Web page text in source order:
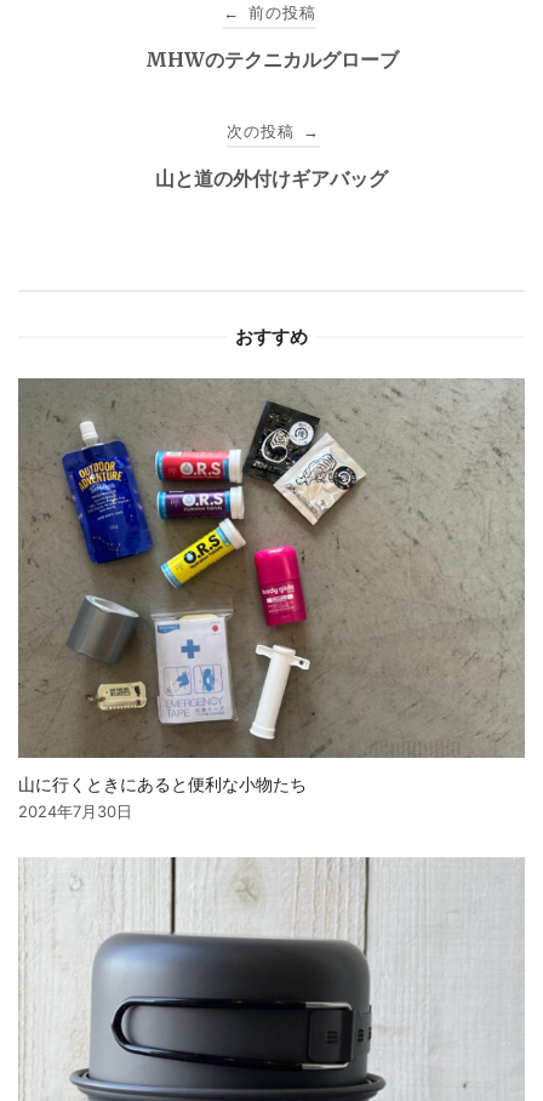
← 前の投稿
MHWのテクニカルグローブ
次の投稿 →
山と道の外付けギアバッグ
おすすめ
山に行くときにあると便利な小物たち
2024年7月30日